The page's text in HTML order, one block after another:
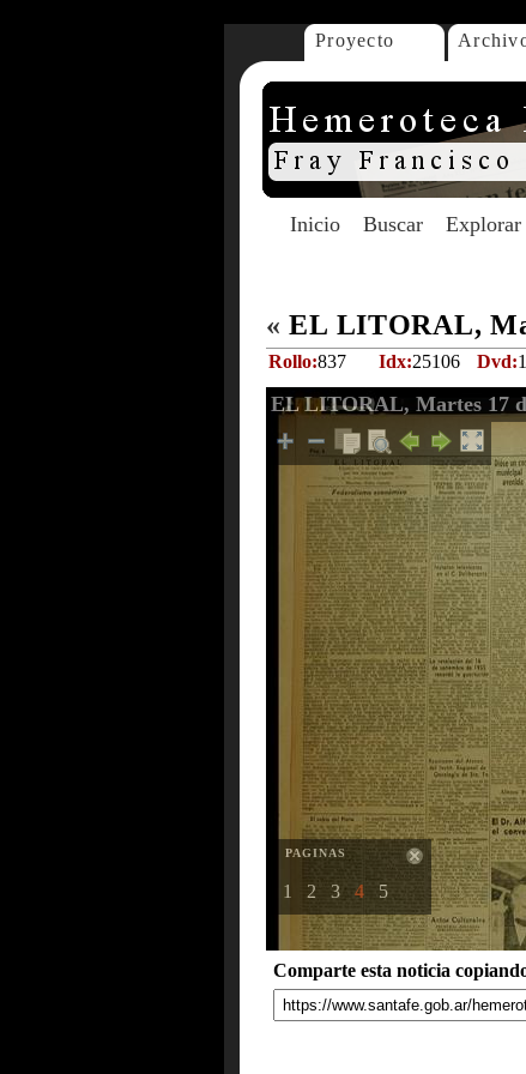
Proyecto
Inicio Buscar Explorar
« EL LITORAL,
Rollo:837 Idx:25106 Dvd:
EL LITORAL, Martes 17
PAGINAS
1 2 3 4 5
Comparte esta noticia